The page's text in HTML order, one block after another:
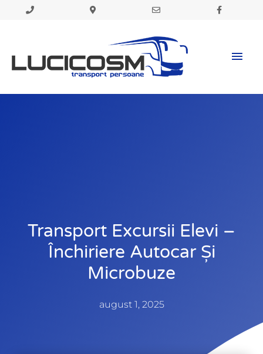
Transport Excursii Elevi –
Închiriere Autocar Și
Microbuze
august 1, 2025